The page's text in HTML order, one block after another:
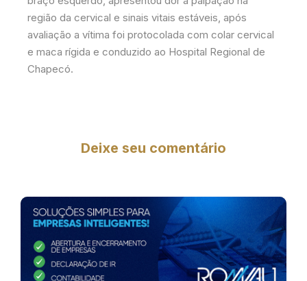
região da cervical e sinais vitais estáveis, após
avaliação a vítima foi protocolada com colar cervical
e maca rígida e conduzido ao Hospital Regional de
Chapecó.
Deixe seu comentário